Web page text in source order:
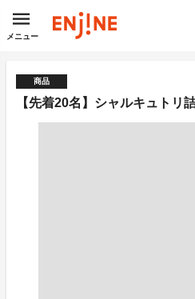
メニュー
商品
【先着20名】シャルキュトリ